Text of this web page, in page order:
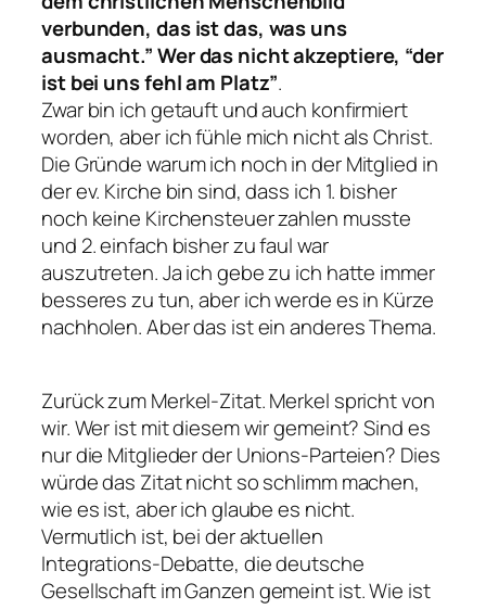
verbunden, das ist das, was uns
ausmacht.” Wer das nicht akzeptiere, “der
ist bei uns fehl am Platz”.
Zwar bin ich getauft und auch konfirmiert
worden, aber ich fühle mich nicht als Christ.
Die Gründe warum ich noch in der Mitglied in
der ev. Kirche bin sind, dass ich 1. bisher
noch keine Kirchensteuer zahlen musste
und 2. einfach bisher zu faul war
auszutreten. Ja ich gebe zu ich hatte immer
besseres zu tun, aber ich werde es in Kürze
nachholen. Aber das ist ein anderes Thema.
Zurück zum Merkel-Zitat. Merkel spricht von
wir. Wer ist mit diesem wir gemeint? Sind es
nur die Mitglieder der Unions-Parteien? Dies
würde das Zitat nicht so schlimm machen,
wie es ist, aber ich glaube es nicht.
Vermutlich ist, bei der aktuellen
Integrations-Debatte, die deutsche
Gesellschaft im Ganzen gemeint ist. Wie ist